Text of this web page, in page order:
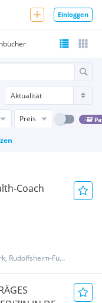
Einloggen
Preis
Coach
1150 Wien, 15. Bezirk, Rudolfsheim-Fünfhaus